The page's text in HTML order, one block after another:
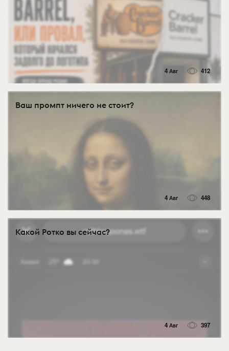
4 Авг 412
Ваш промпт ничего не стоит?
4 Авг 448
Какой Ротко вы сейчас?
4 Авг 397